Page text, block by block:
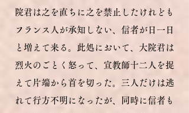
院君は之を直ちに之を禁止したけれども
フランス人が承知しない、信者が日一日
と増えて来る。此処において、大院君は
烈火のごとく怒って、宣教師十二人を捉
えて片端から首を切った。三人だけは逃
れて行方不明になったが、同時に信者も